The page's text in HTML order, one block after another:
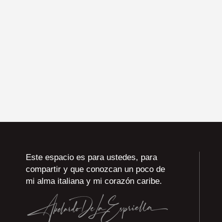
Este espacio es para ustedes, para
compartir y que conozcan un poco de
mi alma italiana y mi corazón caribe.